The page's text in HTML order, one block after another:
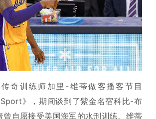
奇训练师加里-维蒂做客播客节目
Sport》，期间谈到了紫金名宿科比-布
曾自愿接受美国海军的水刑训练。维蒂